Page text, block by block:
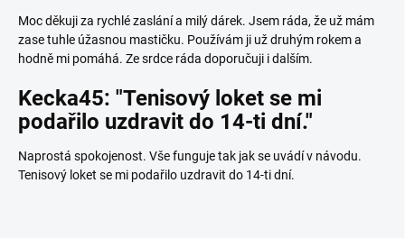
Moc děkuji za rychlé zaslání a milý dárek. Jsem ráda, že už mám
zase tuhle úžasnou mastičku. Používám ji už druhým rokem a
hodně mi pomáhá. Ze srdce ráda doporučuji i dalším.
Kecka45: "Tenisový loket se mi
podařilo uzdravit do 14-ti dní."
Naprostá spokojenost. Vše funguje tak jak se uvádí v návodu.
Tenisový loket se mi podařilo uzdravit do 14-ti dní.